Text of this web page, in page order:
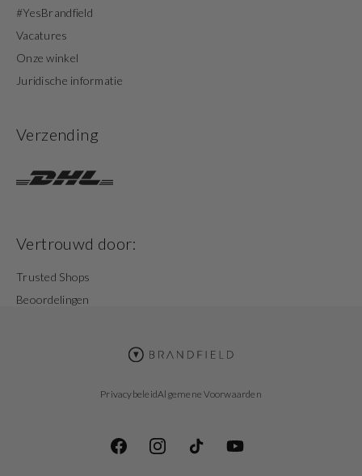
#YesBrandfield
Vacatures
Onze winkel
Juridische informatie
Verzending
Vertrouwd door:
Trusted Shops
Beoordelingen
PrivacybeleidAlgemene Voorwaarden
FacebookInstagramTikTok YouTube